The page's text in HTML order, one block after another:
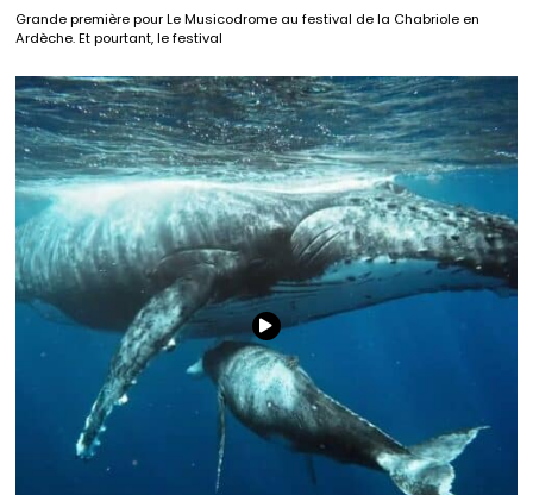
Grande première pour Le Musicodrome au festival de la Chabriole en
Ardèche. Et pourtant, le festival